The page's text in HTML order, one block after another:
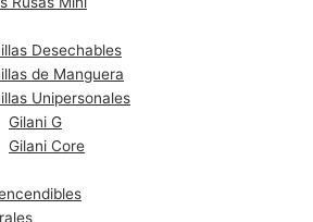
Desechables
de Manguera
Unipersonales
Gilani G
Gilani Core